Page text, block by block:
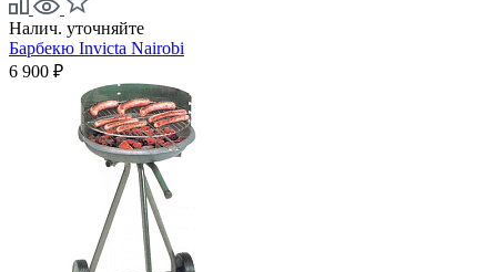
Налич. уточняйте
Барбекю Invicta Nairobi
6 900 ₽